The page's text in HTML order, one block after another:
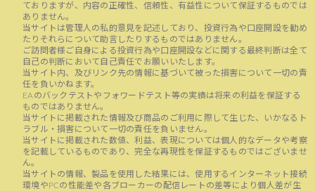
ておりますが、内容の正確性、信頼性、有益性について保証するものでは
ありません。
当サイトは管理人の私的意見を記述しており、投資行為や口座開設を勧め
たりそれらについて助言したりするものではありません。
ご訪問者様ご自身による投資行為や口座開設などに関する最終判断は全て
自己の判断において自己責任でお願いいたします。
当サイト内、及びリンク先の情報に基づいて被った損害について一切の責
任を負いかねます。
EAのバックテストやフォワードテスト等の実績は将来の利益を保証する
ものではありません。
当サイトに掲載された情報及び商品のご利用に際して生じた、いかなるト
ラブル・損害について一切の責任を負いません。
当サイトに掲載された数値、利益、表現については個人的なデータや考察
を記載しているものであり、完全な再現性を保証するものではございませ
ん。
当サイトの情報、製品を使用した結果には、使用するインターネット接続
環境やPCの性能差や各ブローカーの配信レートの差等により個人差が生